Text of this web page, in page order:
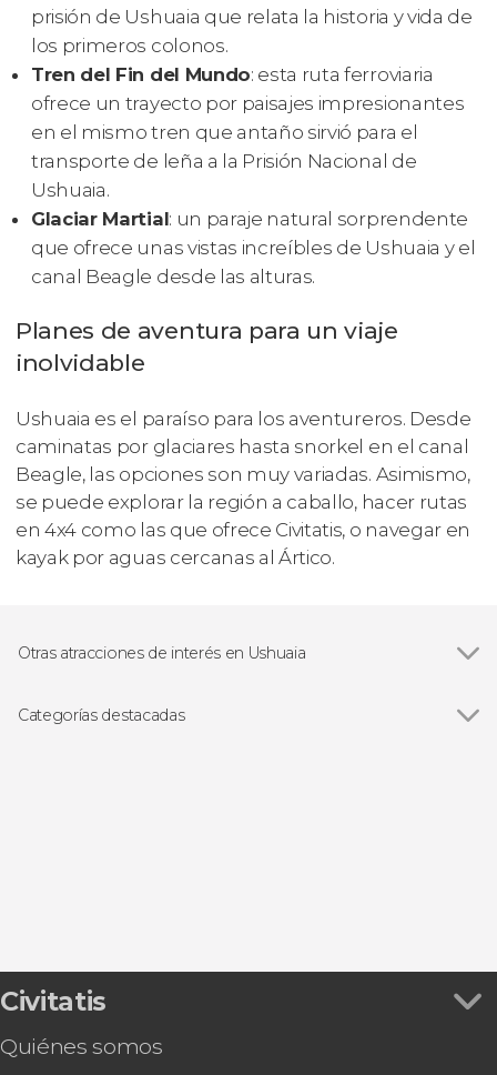
prisión de Ushuaia que relata la historia y vida de
los primeros colonos.
Tren del Fin del Mundo: esta ruta ferroviaria
ofrece un trayecto por paisajes impresionantes
en el mismo tren que antaño sirvió para el
transporte de leña a la Prisión Nacional de
Ushuaia.
Glaciar Martial: un paraje natural sorprendente
que ofrece unas vistas increíbles de Ushuaia y el
canal Beagle desde las alturas.
Planes de aventura para un viaje
inolvidable
Ushuaia es el paraíso para los aventureros. Desde
caminatas por glaciares hasta snorkel en el canal
Beagle, las opciones son muy variadas. Asimismo,
se puede explorar la región a caballo, hacer rutas
en 4x4 como las que ofrece Civitatis, o navegar en
kayak por aguas cercanas al Ártico.
Otras atracciones de interés en Ushuaia
Categorías destacadas
Civitatis
Quiénes somos